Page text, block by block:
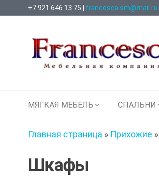
Перейти+7 921 646 13 75 | francesca.sm@mail.ru
Мебельная
МЯГКАЯ МЕБЕЛЬ СПАЛЬНИ
Главная страница » Прихожие »
Шкафы